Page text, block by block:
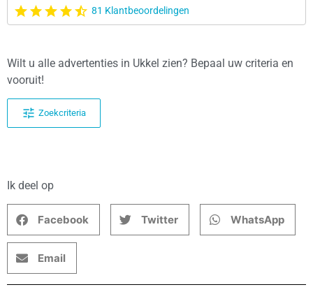
81 Klantbeoordelingen
Wilt u alle advertenties in Ukkel zien? Bepaal uw criteria en
vooruit!
Zoekcriteria
Ik deel op
Facebook Twitter WhatsApp
Email